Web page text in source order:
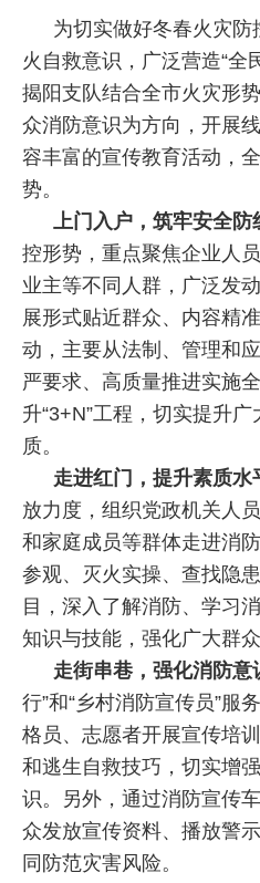
为切实做好冬春火灾
火自救意识，广泛营造“全
揭阳支队结合全市火灾形
众消防意识为方向，开展
容丰富的宣传教育活动，
势。
上门入户，筑牢安全防
控形势，重点聚焦企业人
业主等不同人群，广泛发
展形式贴近群众、内容精
动，主要从法制、管理和
严要求、高质量推进实施
升“3+N”工程，切实提升
质。
走进红门，提升素质水
放力度，组织党政机关人
和家庭成员等群体走进消
参观、灭火实操、查找隐
目，深入了解消防、学习
知识与技能，强化广大群
走街串巷，强化消防意
行”和“乡村消防宣传员”服
格员、志愿者开展宣传培
和逃生自救技巧，切实增
识。另外，通过消防宣传
众发放宣传资料、播放警
同防范灾害风险。